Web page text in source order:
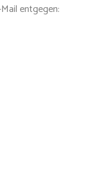
entgegen: